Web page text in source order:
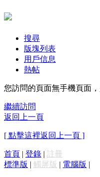
搜尋
版塊列表
用戶信息
熱帖
您訪問的頁面無手機頁面
繼續訪問
返回上一頁
[ 點擊這裡返回上一頁 ]
首頁 | 登錄 | 註冊
標準版 | 觸屏版 | 電腦版 |